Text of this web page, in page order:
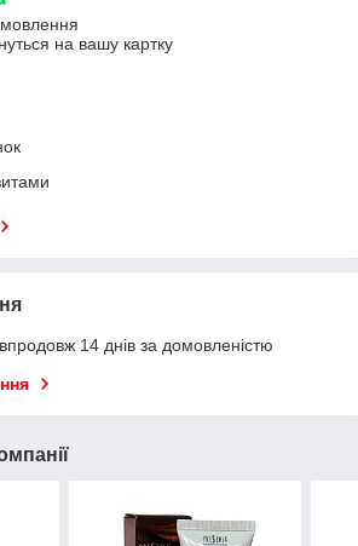
на вашу картку
14 днів за домовленістю